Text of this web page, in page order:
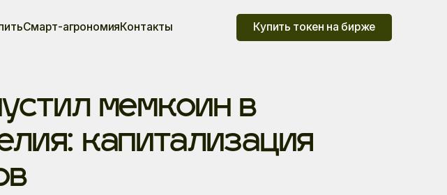
Смарт-агрономияКонтакты Купить токен на бирже
мемкоин в
капитализация